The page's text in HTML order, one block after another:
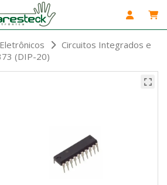
Circuitos Integrados e
(DIP-20)